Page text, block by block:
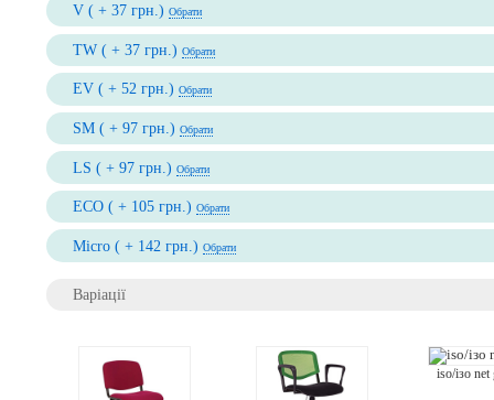
V ( + 37 грн.)Обрати
TW ( + 37 грн.)Обрати
EV ( + 52 грн.)Обрати
SM ( + 97 грн.)Обрати
LS ( + 97 грн.)Обрати
ECO ( + 105 грн.)Обрати
Micro ( + 142 грн.)Обрати
Варіації
iso/ізо